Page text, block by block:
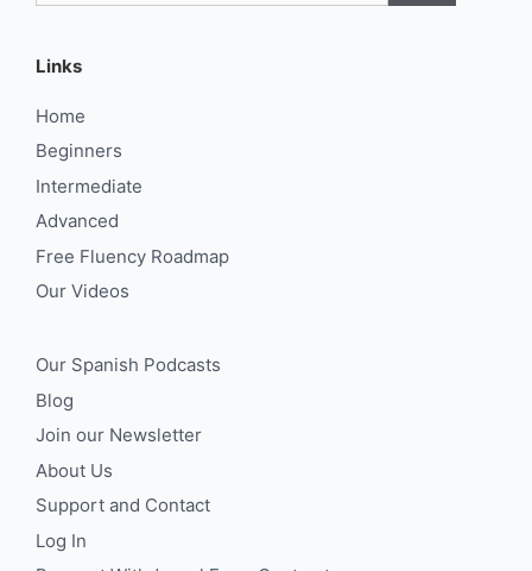
Links
Home
Beginners
Intermediate
Advanced
Free Fluency Roadmap
Our Videos
Our Spanish Podcasts
Blog
Join our Newsletter
About Us
Support and Contact
Log In